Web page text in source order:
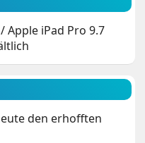
/Apple iPad Pro 9.7
den erhofften